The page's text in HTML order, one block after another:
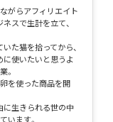
がらアフィリエイト
スで生計を立て、
た猫を拾ってから、
に使いたいと思うよ
。
を使った商品を開
に生きられる世の中